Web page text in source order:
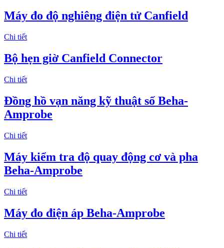
Máy đo độ nghiêng điện tử Canfield
Chi tiết
Bộ hẹn giờ Canfield Connector
Chi tiết
Đồng hồ vạn năng kỹ thuật số Beha-
Amprobe
Chi tiết
Máy kiểm tra độ quay động cơ và pha
Beha-Amprobe
Chi tiết
Máy đo điện áp Beha-Amprobe
Chi tiết